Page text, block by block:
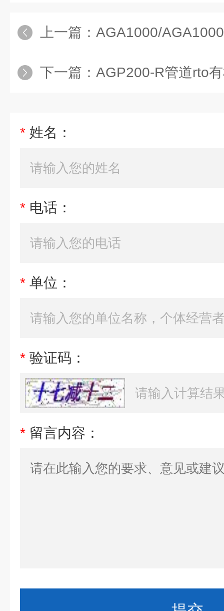
上一篇： AGA1000/AGA1000d在线
下一篇： AGP200-R管道rto
* 姓名：
* 电话：
* 单位：
* 验证码：
* 留言内容：